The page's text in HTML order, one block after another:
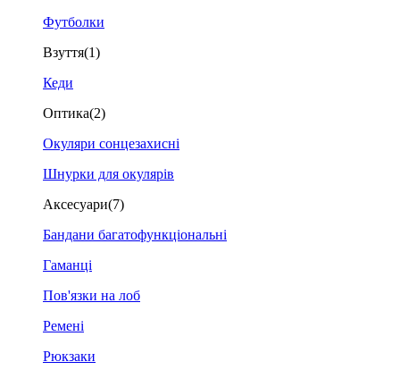
Футболки
Взуття(1)
Кеди
Оптика(2)
Окуляри сонцезахисні
Шнурки для окулярів
Аксесуари(7)
Бандани багатофункціональні
Гаманці
Пов'язки на лоб
Ремені
Рюкзаки